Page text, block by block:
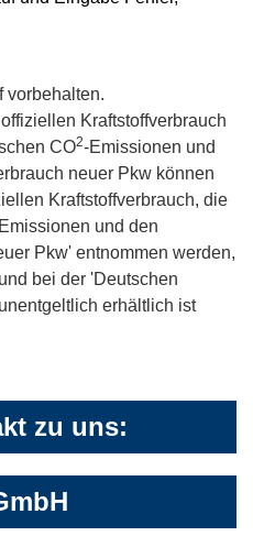
vorbehalten.
Kraftstoffverbrauch
CO2-Emissionen und
neuer Pkw können
Kraftstoffverbrauch, die
und den
Pkw' entnommen werden,
bei der 'Deutschen
erhältlich ist
zu uns: